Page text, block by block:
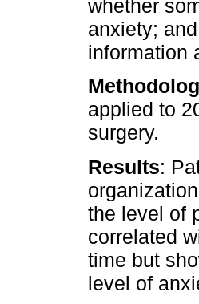
whether
anxiety;
information
applied to
surgery.
Results:
the level of
correlated
time but
level of